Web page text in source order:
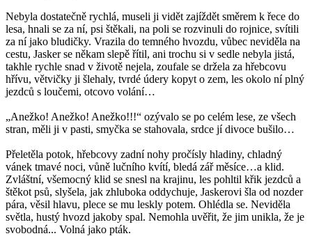
Nebyla dostatečně rychlá, museli ji vidět zajíždět směrem k řece do
lesa, hnali se za ní, psi štěkali, na poli se rozvinuli do rojnice, svítili
za ní jako bludičky. Vrazila do temného hvozdu, vůbec neviděla na
cestu, Jasker se někam slepě řítil, ani trochu si v sedle nebyla jistá,
takhle rychle snad v životě nejela, zoufale se držela za hřebcovu
hřívu, větvičky ji šlehaly, tvrdé údery kopyt o zem, les okolo ní plný
jezdců s loučemi, otcovo volání…
„Anežko! Anežko! Anežko!!!“ ozývalo se po celém lese, ze všech
stran, měli ji v pasti, smyčka se stahovala, srdce jí divoce bušilo…
Přeletěla potok, hřebcovy zadní nohy pročísly hladiny, chladný
vánek tmavé noci, vůně lučního kvítí, bledá zář měsíce…a klid.
Zvláštní, všemocný klid se snesl na krajinu, les pohltil křik jezdců a
štěkot psů, slyšela, jak zhluboka oddychuje, Jaskerovi šla od nozder
pára, věsil hlavu, plece se mu leskly potem. Ohlédla se. Neviděla
světla, hustý hvozd jakoby spal. Nemohla uvěřit, že jim unikla, že je
svobodná... Volná jako pták.